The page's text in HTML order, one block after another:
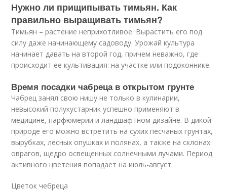
Нужно ли прищипывать тимьян. Как
правильно выращивать тимьян?
Тимьян – растение неприхотливое. Вырастить его под
силу даже начинающему садоводу. Урожай культура
начинает давать на второй год, причем неважно, где
происходит ее культивация: на участке или подоконнике.
Время посадки чабреца в открытом грунте
Чабрец занял свою нишу не только в кулинарии,
невысокий полукустарник успешно применяют в
медицине, парфюмерии и ландшафтном дизайне. В дикой
природе его можно встретить на сухих песчаных грунтах,
вырубках, лесных опушках и полянах, а также на склонах
оврагов, щедро освещенных солнечными лучами. Период
активного цветения попадает на июль-август.
Цветок чебреца